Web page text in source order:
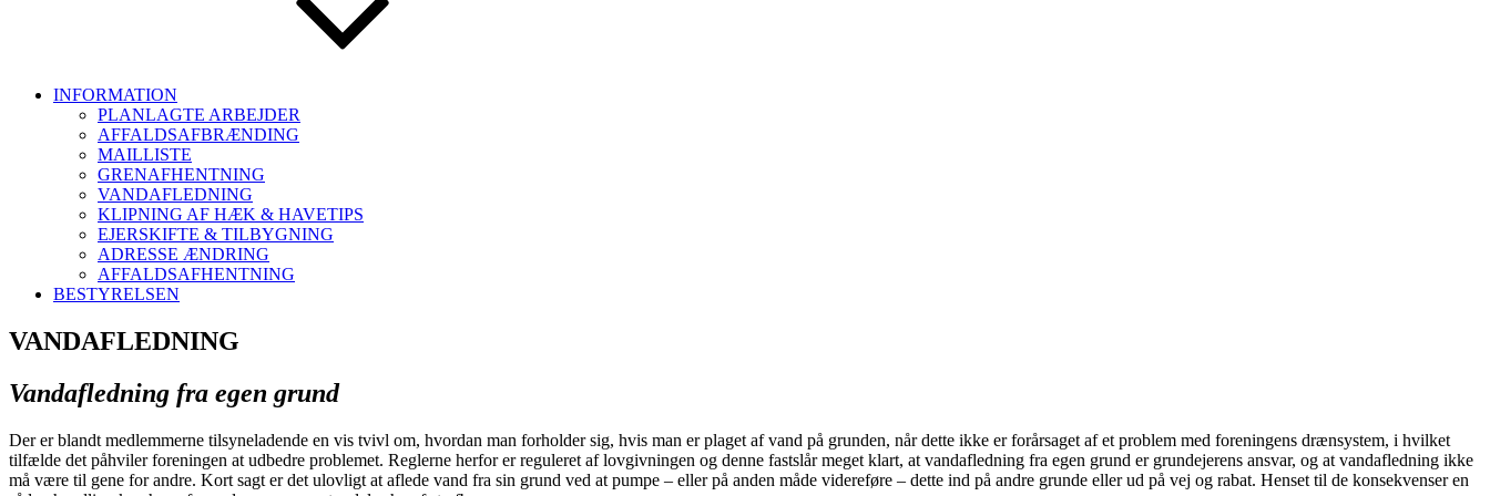
INFORMATION
PLANLAGTE ARBEJDER
AFFALDSAFBRÆNDING
MAILLISTE
GRENAFHENTNING
VANDAFLEDNING
KLIPNING AF HÆK & HAVETIPS
EJERSKIFTE & TILBYGNING
ADRESSE ÆNDRING
AFFALDSAFHENTNING
BESTYRELSEN
VANDAFLEDNING
Vandafledning fra egen grund
Der er blandt medlemmerne tilsyneladende en vis tvivl om, hvordan man forholder sig, hvis man er plaget af vand på grunden, når dette ikke er forårsaget af et problem med foreningens drænsystem, i hvilket
tilfælde det påhviler foreningen at udbedre problemet. Reglerne herfor er reguleret af lovgivningen og denne fastslår meget klart, at vandafledning fra egen grund er grundejerens ansvar, og at vandafledning ikke
må være til gene for andre. Kort sagt er det ulovligt at aflede vand fra sin grund ved at pumpe – eller på anden måde videreføre – dette ind på andre grunde eller ud på vej og rabat. Henset til de konsekvenser en